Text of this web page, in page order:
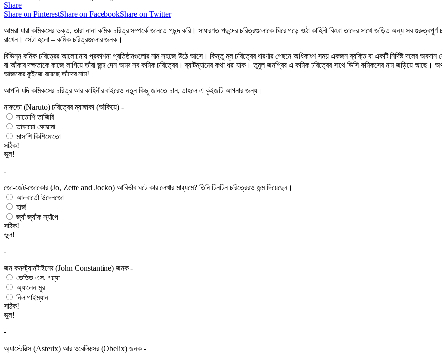
Share
Share on PinterestShare on FacebookShare on Twitter
আমরা যারা কমিকসের ভক্ত, তারা নানা কমিক চরিত্র সম্পর্কে জানতে পছন্দ করি। সাধারণত পছন্দের চরিত্রগুলোকে ঘিরে গড়ে ওঠা কাহিনী কিংবা তাদের সাথে জড়িত অন্য সব
রাখেন। সেটা হলো – কমিক চরিত্রগুলোর জনক।
বিভিন্ন কমিক চরিত্রের আলোচনায় প্রকাশনা প্রতিষ্ঠানগুলোর নাম সহজে উঠে আসে। কিন্তু মূল চরিত্রের ধারণার পেছনে অধিকাংশ সময় একজন ব্যক্তি বা একটি নির্দিষ্ট দলের
বা আঁকার দক্ষতাকে কাজে লাগিয়ে তাঁরা জন্ম দেন অমর সব কমিক চরিত্রের। ব্যাটম্যানের কথা ধরা যাক। তুমুল জনপ্রিয় এ কমিক চরিত্রের সাথে ডিসি কমিকসের নাম জড়িয়ে
আজকের কুইজে রয়েছে তাঁদের নাম!
আপনি যদি কমিকসের চরিত্র আর কাহিনীর বাইরেও নতুন কিছু জানতে চান, তাহলে এ কুইজটি আপনার জন্য।
নারুতো (Naruto) চরিত্রের ম্যাঙ্গাকা (আঁকিয়ে) -
সাতোশি তাজিরি
তাকায়ো কোয়ামা
মাসাশি কিশিমোতো
সঠিক!
ভুল!
-
জো-জেট-জোকোর (Jo, Zette and Jocko) আবির্ভাব ঘটে কার লেখার মাধ্যমে? তিনি টিনটিন চরিত্রেরও জন্ম দিয়েছেন।
আলবার্তো উদেনজো
হার্জ
জ্যাঁ জ্যাঁক স্যাঁপে
সঠিক!
ভুল!
-
জন কনস্ট্যানটাইনের (John Constantine) জনক -
ডেভিড এস. গয়্যা
অ্যালেন মুর
নিল গাইম্যান
সঠিক!
ভুল!
-
অ্যাস্টেরিক্স (Asterix) আর ওবেলিক্সের (Obelix) জনক -